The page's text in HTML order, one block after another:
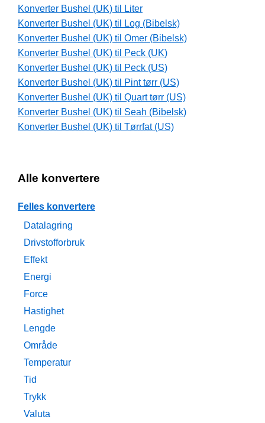
Konverter Bushel (UK) til Liter
Konverter Bushel (UK) til Log (Bibelsk)
Konverter Bushel (UK) til Omer (Bibelsk)
Konverter Bushel (UK) til Peck (UK)
Konverter Bushel (UK) til Peck (US)
Konverter Bushel (UK) til Pint tørr (US)
Konverter Bushel (UK) til Quart tørr (US)
Konverter Bushel (UK) til Seah (Bibelsk)
Konverter Bushel (UK) til Tørrfat (US)
Alle konvertere
Felles konvertere
Datalagring
Drivstofforbruk
Effekt
Energi
Force
Hastighet
Lengde
Område
Temperatur
Tid
Trykk
Valuta